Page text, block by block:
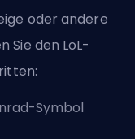
oder andere
Sie den LoL-
Symbol